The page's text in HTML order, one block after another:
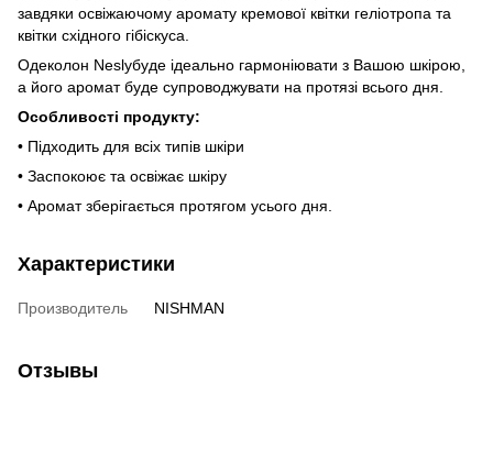
завдяки освіжаючому аромату кремової квітки геліотропа та
квітки східного гібіскуса.
Одеколон Neslyбуде ідеально гармоніювати з Вашою шкірою,
а його аромат буде супроводжувати на протязі всього дня.
Особливості продукту:
• Підходить для всіх типів шкіри
• Заспокоює та освіжає шкіру
• Аромат зберігається протягом усього дня.
Характеристики
Производитель NISHMAN
Отзывы